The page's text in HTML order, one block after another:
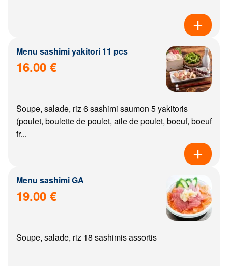
Menu sashimi yakitori 11 pcs
16.00 €
Soupe, salade, riz 6 sashimi saumon 5 yakitoris
(poulet, boulette de poulet, aile de poulet, boeuf, boeuf
fr...
Menu sashimi GA
19.00 €
Soupe, salade, riz 18 sashimis assortis